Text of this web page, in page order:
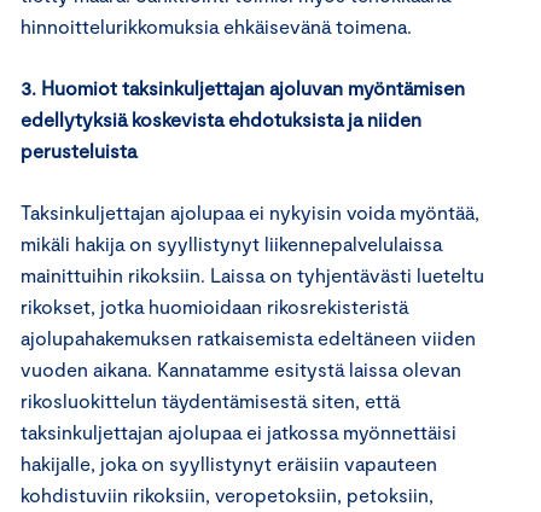
hinnoittelurikkomuksia ehkäisevänä toimena.
3. Huomiot taksinkuljettajan ajoluvan myöntämisen
edellytyksiä koskevista ehdotuksista ja niiden
perusteluista
Taksinkuljettajan ajolupaa ei nykyisin voida myöntää,
mikäli hakija on syyllistynyt liikennepalvelulaissa
mainittuihin rikoksiin. Laissa on tyhjentävästi lueteltu
rikokset, jotka huomioidaan rikosrekisteristä
ajolupahakemuksen ratkaisemista edeltäneen viiden
vuoden aikana. Kannatamme esitystä laissa olevan
rikosluokittelun täydentämisestä siten, että
taksinkuljettajan ajolupaa ei jatkossa myönnettäisi
hakijalle, joka on syyllistynyt eräisiin vapauteen
kohdistuviin rikoksiin, veropetoksiin, petoksiin,